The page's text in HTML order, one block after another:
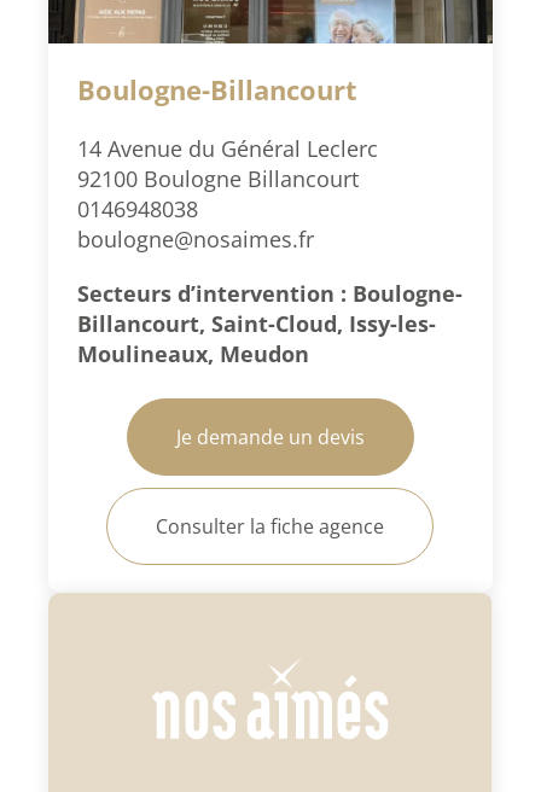
Boulogne-Billancourt
14 Avenue du Général Leclerc
92100 Boulogne Billancourt
0146948038
boulogne@nosaimes.fr
Secteurs d’intervention : Boulogne-
Billancourt, Saint-Cloud, Issy-les-
Moulineaux, Meudon
Je demande un devis
Consulter la fiche agence